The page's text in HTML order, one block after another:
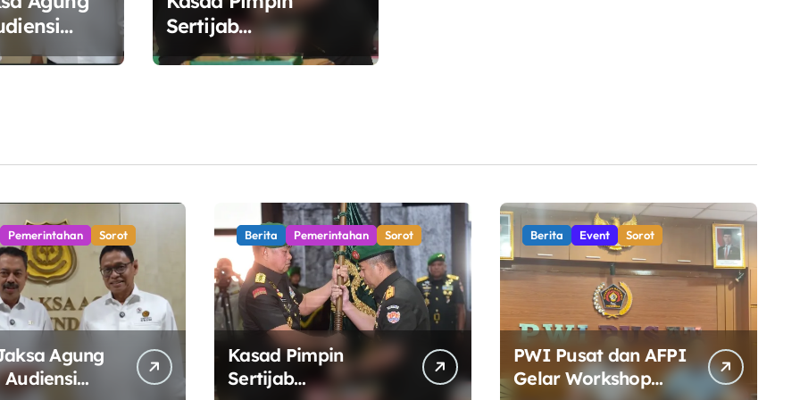
Sertijab
Danpuspomad dan
Pemerintahan Sorot
Agung
Audiensi
Berita Pemerintahan Sorot
Kasad Pimpin
Sertijab
Berita Event Sorot
PWI Pusat dan AFPI
Gelar Workshop